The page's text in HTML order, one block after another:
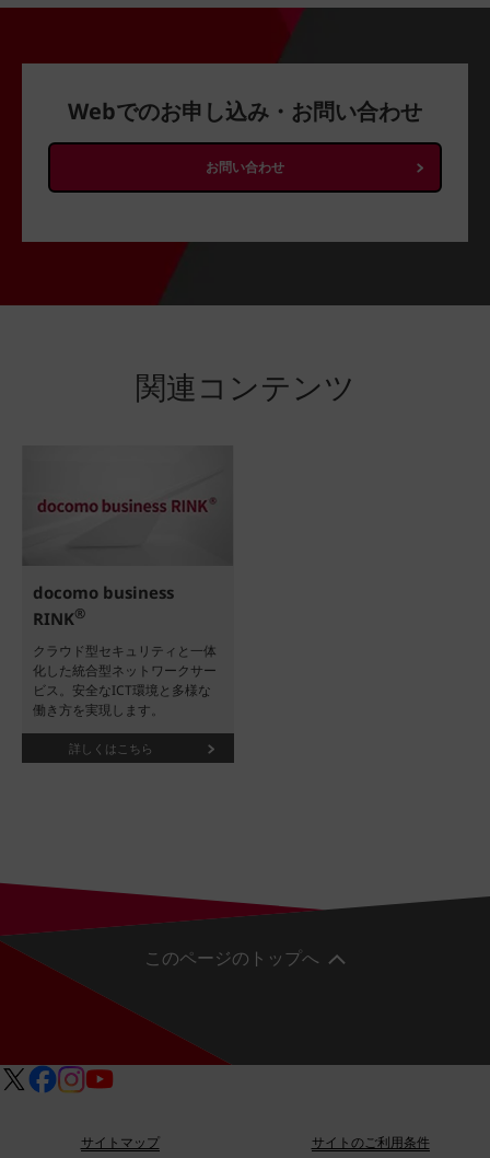
Webでのお申し込み・お問い合わせ
お問い合わせ
関連コンテンツ
docomo business
RINK®
クラウド型セキュリティと一体
化した統合型ネットワークサー
ビス。安全なICT環境と多様な
働き方を実現します。
詳しくはこちら
このページのトップへ
サイトマップ サイトのご利用条件